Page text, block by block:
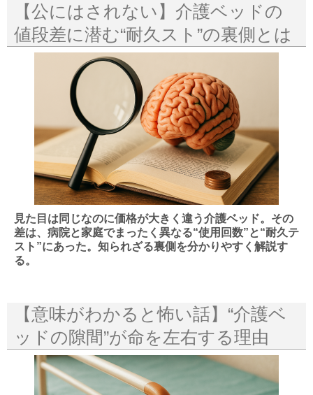
【公にはされない】介護ベッドの
値段差に潜む“耐久スト”の裏側とは
見た目は同じなのに価格が大きく違う介護ベッド。その
差は、病院と家庭でまったく異なる“使用回数”と“耐久テ
スト”にあった。知られざる裏側を分かりやすく解説す
る。
【意味がわかると怖い話】“介護ベ
ッドの隙間”が命を左右する理由